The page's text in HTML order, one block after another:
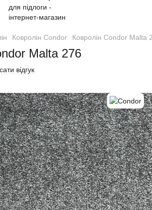
Ковролін Condor Ковролін Condor Malta
Malta 276
відгук